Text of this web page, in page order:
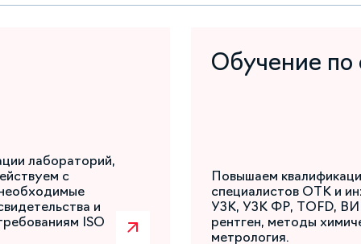
лабораторий,
с
и
ISO
Обучение
Повышаем
специалистов ОТК и
УЗК, УЗК ФР, TOFD,
рентген, методы
метрология.